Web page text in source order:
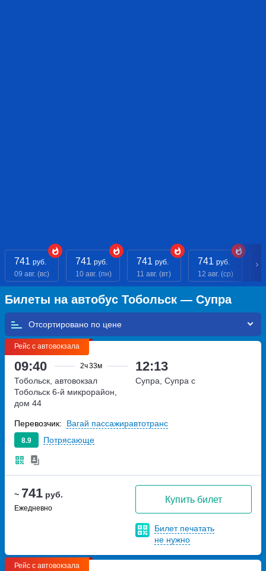
741 руб.
09 авг. (вс)
741 руб.
10 авг. (пн)
741 руб.
11 авг. (вт)
741 руб.
12 авг. (ср)
Билеты на автобус Тобольск — Супра
Отсортировано по
Рейс с автовокзала
09:40 2ч33м 12:13
~ 741 руб.
Ежедневно
Купить билет
Билет печатать
не нужно
Тобольск, автовокзал
Тобольск 6-й микрорайон,
дом 44
Супра, Супра с
8.9 Потрясающе
Перевозчик: Вагай пассажиравтотранс
Рейс с автовокзала